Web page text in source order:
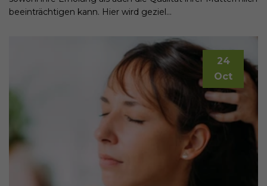
beeinträchtigen kann. Hier wird geziel...
24
Oct